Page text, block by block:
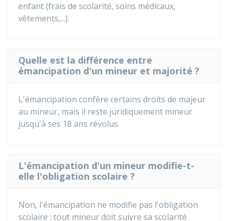
enfant (frais de scolarité, soins médicaux,
vêtements,...).
Quelle est la différence entre
émancipation d'un mineur et majorité ?
L'émancipation confère certains droits de majeur
au mineur, mais il reste juridiquement mineur
jusqu'à ses 18 ans révolus.
L'émancipation d'un mineur modifie-t-
elle l'obligation scolaire ?
Non, l'émancipation ne modifie pas l'obligation
scolaire : tout mineur doit suivre sa scolarité